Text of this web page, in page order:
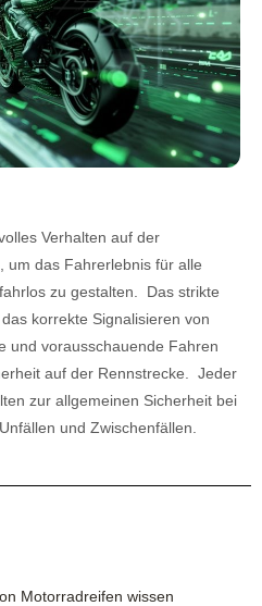
Verhalten auf der
um das Fahrerlebnis für alle
zu gestalten. Das strikte
korrekte Signalisieren von
und vorausschauende Fahren
auf der Rennstrecke. Jeder
zur allgemeinen Sicherheit bei
und Zwischenfällen.
Motorradreifen wissen